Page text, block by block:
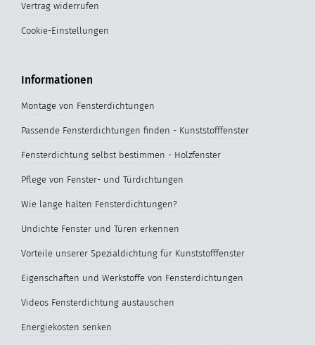
Vertrag widerrufen
Cookie-Einstellungen
Informationen
Montage von Fensterdichtungen
Passende Fensterdichtungen finden - Kunststofffenster
Fensterdichtung selbst bestimmen - Holzfenster
Pflege von Fenster- und Türdichtungen
Wie lange halten Fensterdichtungen?
Undichte Fenster und Türen erkennen
Vorteile unserer Spezialdichtung für Kunststofffenster
Eigenschaften und Werkstoffe von Fensterdichtungen
Videos Fensterdichtung austauschen
Energiekosten senken